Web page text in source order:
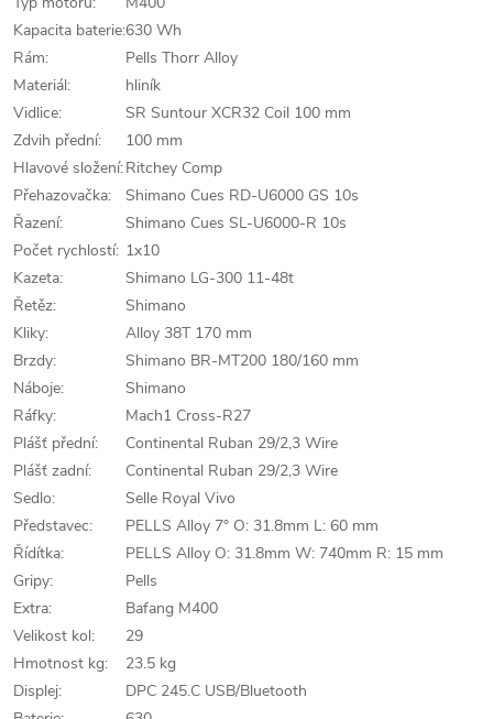
Kapacita baterie:630 Wh
Rám:
Pells Thorr Alloy
Materiál:
hliník
Vidlice:
SR Suntour XCR32 Coil 100 mm
Zdvih přední:
100 mm
Hlavové složení:Ritchey Comp
Přehazovačka:
Shimano Cues RD-U6000 GS 10s
Řazení:
Shimano Cues SL-U6000-R 10s
Počet rychlostí: 1x10
Kazeta:
Shimano LG-300 11-48t
Řetěz:
Shimano
Kliky:
Alloy 38T 170 mm
Brzdy:
Shimano BR-MT200 180/160 mm
Náboje:
Shimano
Ráfky:
Mach1 Cross-R27
Plášť přední:
Continental Ruban 29/2,3 Wire
Plášť zadní:
Continental Ruban 29/2,3 Wire
Sedlo:
Selle Royal Vivo
Představec:
PELLS Alloy 7° O: 31.8mm L: 60 mm
Řídítka:
PELLS Alloy O: 31.8mm W: 740mm R: 15 mm
Gripy:
Pells
Extra:
Bafang M400
Velikost kol:
29
Hmotnost kg:
23.5 kg
Displej:
DPC 245.C USB/Bluetooth